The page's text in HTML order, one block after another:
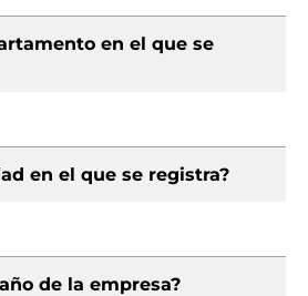
en el que se
en el que se registra?
de la empresa?